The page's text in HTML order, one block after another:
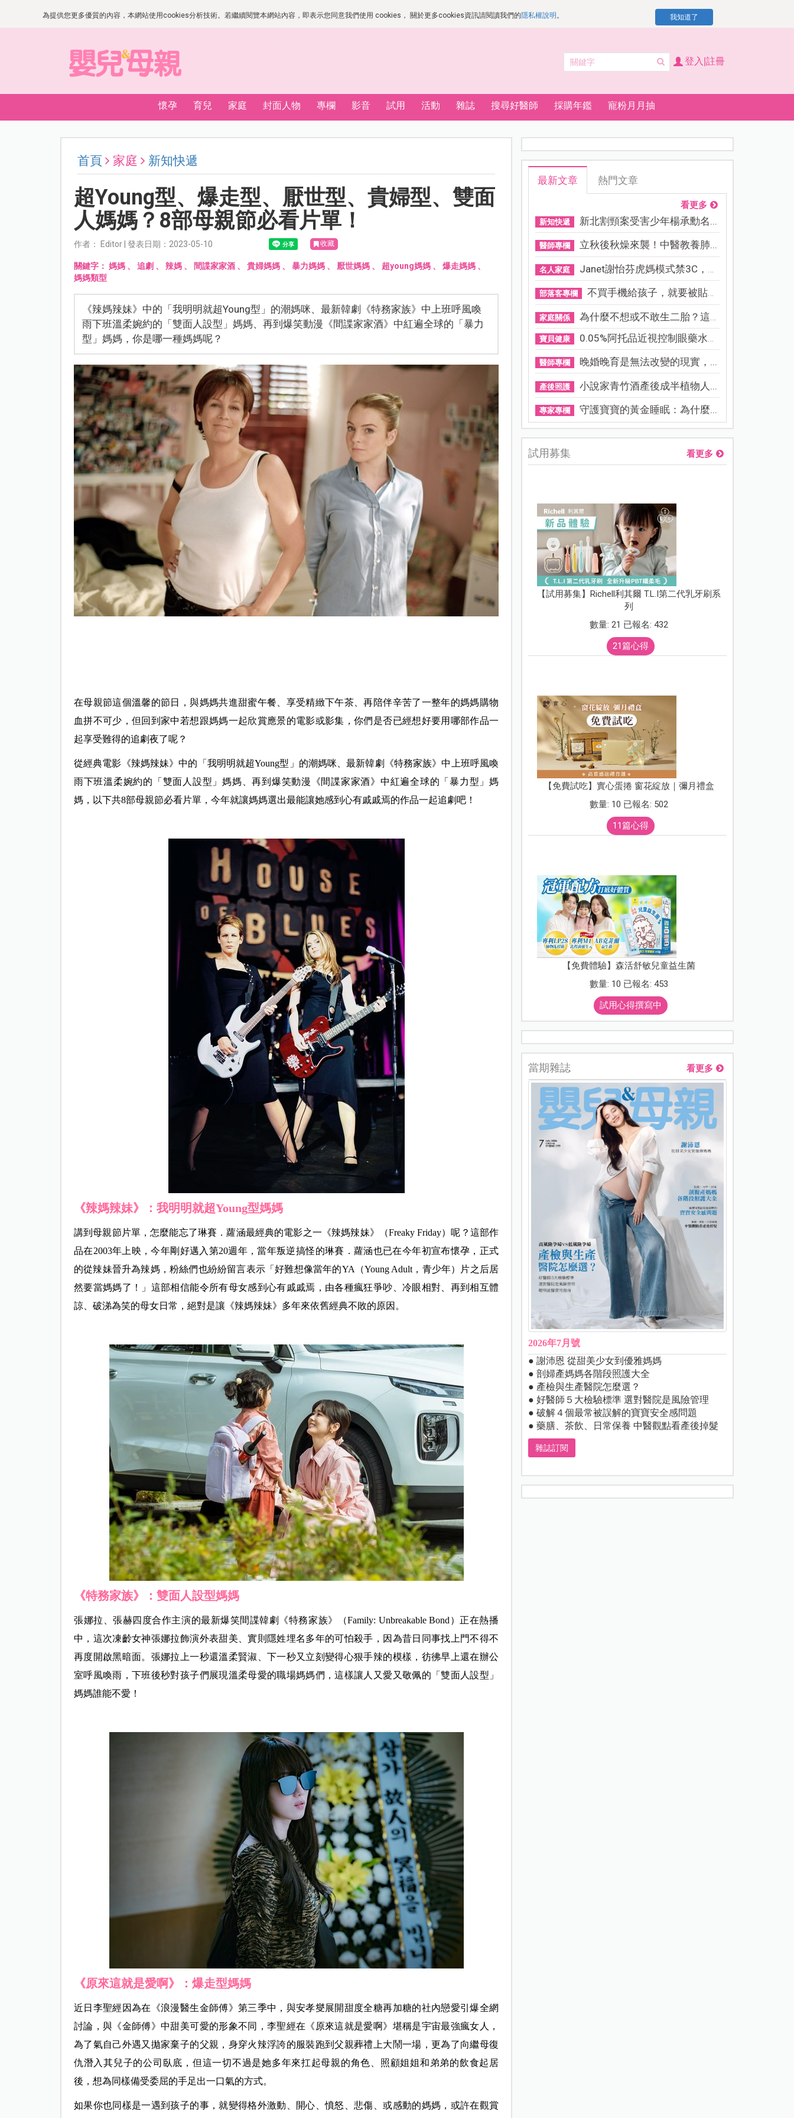
為提供您更多優質的內容，本網站使用cookies分析技術。若繼續閱覽本網站內容，即表示您同意我們使用 cookies， 關於更多cookies資訊請閱讀我們的隱私權說明 。 我知道了
登入|註冊
懷孕 育兒 家庭 封面人物 專欄 影音 試用 活動 雜誌 搜尋好醫師 採購年鑑 寵粉月月抽
首頁 家庭 新知快遞
超Young型、爆走型、厭世型、貴婦型、雙面
人媽媽？8部母親節必看片單！
作者： Editor | 發表日期：2023-05-10 收藏
關鍵字： 媽媽、 追劇 、 辣媽、 間諜家家酒、 貴婦媽媽、 暴力媽媽、 厭世媽媽、 超young媽媽、 爆走媽媽、
媽媽類型
《辣媽辣妹》中的「我明明就超Young型」的潮媽咪、最新韓劇《特務家族》中上班呼風喚
雨下班溫柔婉約的「雙面人設型」媽媽、再到爆笑動漫《間諜家家酒》中紅遍全球的「暴力
型」媽媽，你是哪一種媽媽呢？
在母親節這個溫馨的節日，與媽媽共進甜蜜午餐、享受精緻下午茶、再陪伴辛苦了一整年的媽媽購物
血拼不可少，但回到家中若想跟媽媽一起欣賞應景的電影或影集，你們是否已經想好要用哪部作品一
起享受難得的追劇夜了呢？
從經典電影《辣媽辣妹》中的「我明明就超Young型」的潮媽咪、最新韓劇《特務家族》中上班呼風喚
雨下班溫柔婉約的「雙面人設型」媽媽、再到爆笑動漫《間諜家家酒》中紅遍全球的「暴力型」媽
媽，以下共8部母親節必看片單，今年就讓媽媽選出最能讓她感到心有戚戚焉的作品一起追劇吧！
《辣媽辣妹》：我明明就超Young型媽媽
講到母親節片單，怎麼能忘了琳賽．蘿涵最經典的電影之一《辣媽辣妹》（Freaky Friday）呢？這部作
品在2003年上映，今年剛好邁入第20週年，當年叛逆搞怪的琳賽．蘿涵也已在今年初宣布懷孕，正式
的從辣妹晉升為辣媽，粉絲們也紛紛留言表示「好難想像當年的YA（Young Adult，青少年）片之后居
然要當媽媽了！」這部相信能令所有母女感到心有戚戚焉，由各種瘋狂爭吵、冷眼相對、再到相互體
諒、破涕為笑的母女日常，絕對是讓《辣媽辣妹》多年來依舊經典不敗的原因。
《特務家族》：雙面人設型媽媽
張娜拉、張赫四度合作主演的最新爆笑間諜韓劇《特務家族》（Family: Unbreakable Bond）正在熱播
中，這次凍齡女神張娜拉飾演外表甜美、實則隱姓埋名多年的可怕殺手，因為昔日同事找上門不得不
再度開啟黑暗面。張娜拉上一秒還溫柔賢淑、下一秒又立刻變得心狠手辣的模樣，彷彿早上還在辦公
室呼風喚雨，下班後秒對孩子們展現溫柔母愛的職場媽媽們，這樣讓人又愛又敬佩的「雙面人設型」
媽媽誰能不愛！
《原來這就是愛啊》：爆走型媽媽
近日李聖經因為在《浪漫醫生金師傅》第三季中，與安孝燮展開甜度全糖再加糖的社內戀愛引爆全網
討論，與《金師傅》中甜美可愛的形象不同，李聖經在《原來這就是愛啊》堪稱是宇宙最強瘋女人，
為了氣自己外遇又拋家棄子的父親，身穿火辣浮誇的服裝跑到父親葬禮上大鬧一場，更為了向繼母復
仇潛入其兒子的公司臥底，但這一切不過是她多年來扛起母親的角色、照顧姐姐和弟弟的飲食起居
後，想為同樣備受委屈的手足出一口氣的方式。
如果你也同樣是一遇到孩子的事，就變得格外激動、開心、憤怒、悲傷、或感動的媽媽，或許在觀賞
最新文章 熱門文章
看更多
新知快遞 新北割頸案受害少年楊承勳名...
醫師專欄 立秋後秋燥來襲！中醫教養肺...
名人家庭 Janet謝怡芬虎媽模式禁3C，看...
部落客專欄 不買手機給孩子，就要被貼「...
家庭關係 為什麼不想或不敢生二胎？這8...
寶貝健康 0.05%阿托品近視控制眼藥水納...
醫師專欄 晚婚晚育是無法改變的現實，...
產後照護 小說家青竹酒產後成半植物人...
專家專欄 守護寶寶的黃金睡眠：為什麼...
試用募集 看更多
【試用募集】Richell利其爾 T.L.I第二代乳牙刷系
列
數量: 21 已報名: 432
21篇心得
【免費試吃】實心蛋捲 窗花綻放｜彌月禮盒
數量: 10 已報名: 502
11篇心得
【免費體驗】森活舒敏兒童益生菌
數量: 10 已報名: 453
試用心得撰寫中
當期雜誌 看更多
2026年7月號
● 謝沛恩 從甜美少女到優雅媽媽
● 剖婦產媽媽各階段照護大全
● 產檢與生產醫院怎麼選？
● 好醫師５大檢驗標準 選對醫院是風險管理
● 破解４個最常被誤解的寶寶安全感問題
● 藥膳、茶飲、日常保養 中醫觀點看產後掉髮
雜誌訂閱